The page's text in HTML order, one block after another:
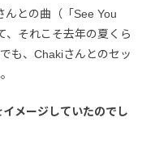
との曲（「See You
、それこそ去年の夏くら
も、Chakiさんとのセッ
メージしていたのでし